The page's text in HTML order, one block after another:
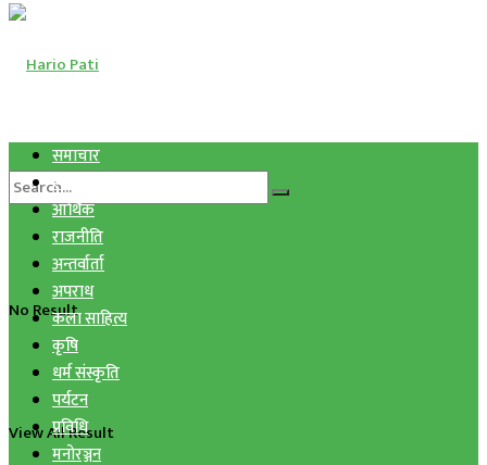
No Result
View All Result
समाचार
स्वास्थ्य
आर्थिक
राजनीति
अन्तर्वार्ता
अपराध
कला साहित्य
कृषि
धर्म संस्कृति
पर्यटन
प्रविधि
मनोरञ्जन